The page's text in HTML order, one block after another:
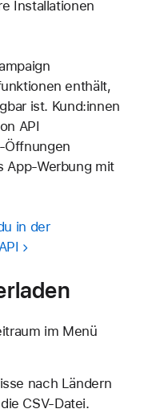
Installationen
enthält,
ist. Kund:innen
API
Öffnungen
App-Werbung mit
in der
im Menü
nach Ländern
CSV-Datei.